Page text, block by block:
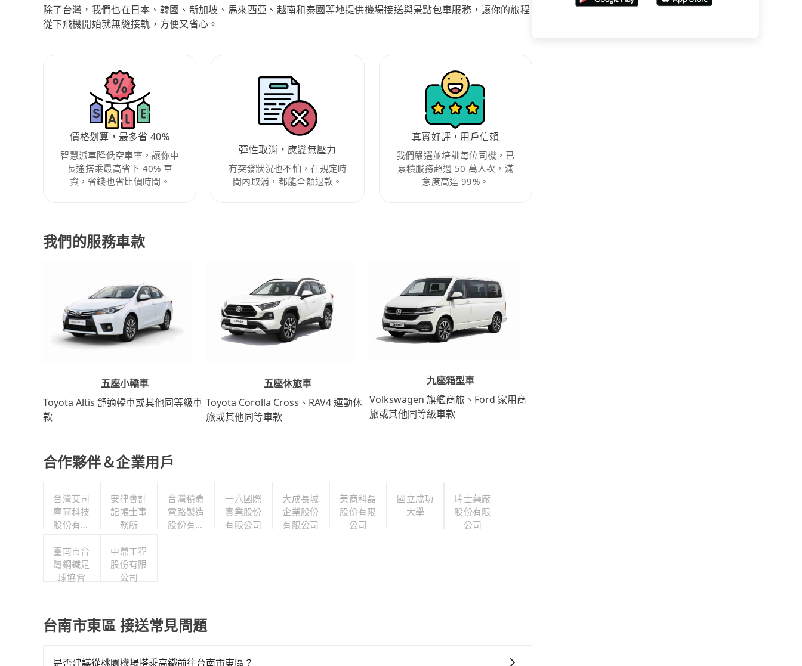
除了台灣，我們也在日本、韓國、新加坡、馬來西亞、越南和泰國等地提供機場接送與景點包車服務，讓你的旅程
從下飛機開始就無縫接軌，方便又省心。
價格划算，最多省 40%
智慧派車降低空車率，讓你中
長途搭乘最高省下 40% 車
資，省錢也省比價時間。
彈性取消，應變無壓力
有突發狀況也不怕，在規定時
間內取消，都能全額退款。
真實好評，用戶信賴
我們嚴選並培訓每位司機，已
累積服務超過 50 萬人次，滿
意度高達 99%。
我們的服務車款
五座小轎車
Toyota Altis 舒適轎車或其他同等級車
款
五座休旅車
Toyota Corolla Cross、RAV4 運動休
旅或其他同等車款
九座箱型車
Volkswagen 旗艦商旅、Ford 家用商
旅或其他同等級車款
合作夥伴＆企業用戶
台灣艾司
摩爾科技
股份有限
安律會計
記帳士事
務所
台灣積體
電路製造
股份有限
一六國際
實業股份
有限公司
大成長城
企業股份
有限公司
美商科磊
股份有限
公司
國立成功
大學
瑞士藥廠
股份有限
公司
臺南市台
灣鋼鐵足
球協會
中鼎工程
股份有限
公司
台南市東區 接送常見問題
是否建議從桃園機場搭乘高鐵前往台南市東區？